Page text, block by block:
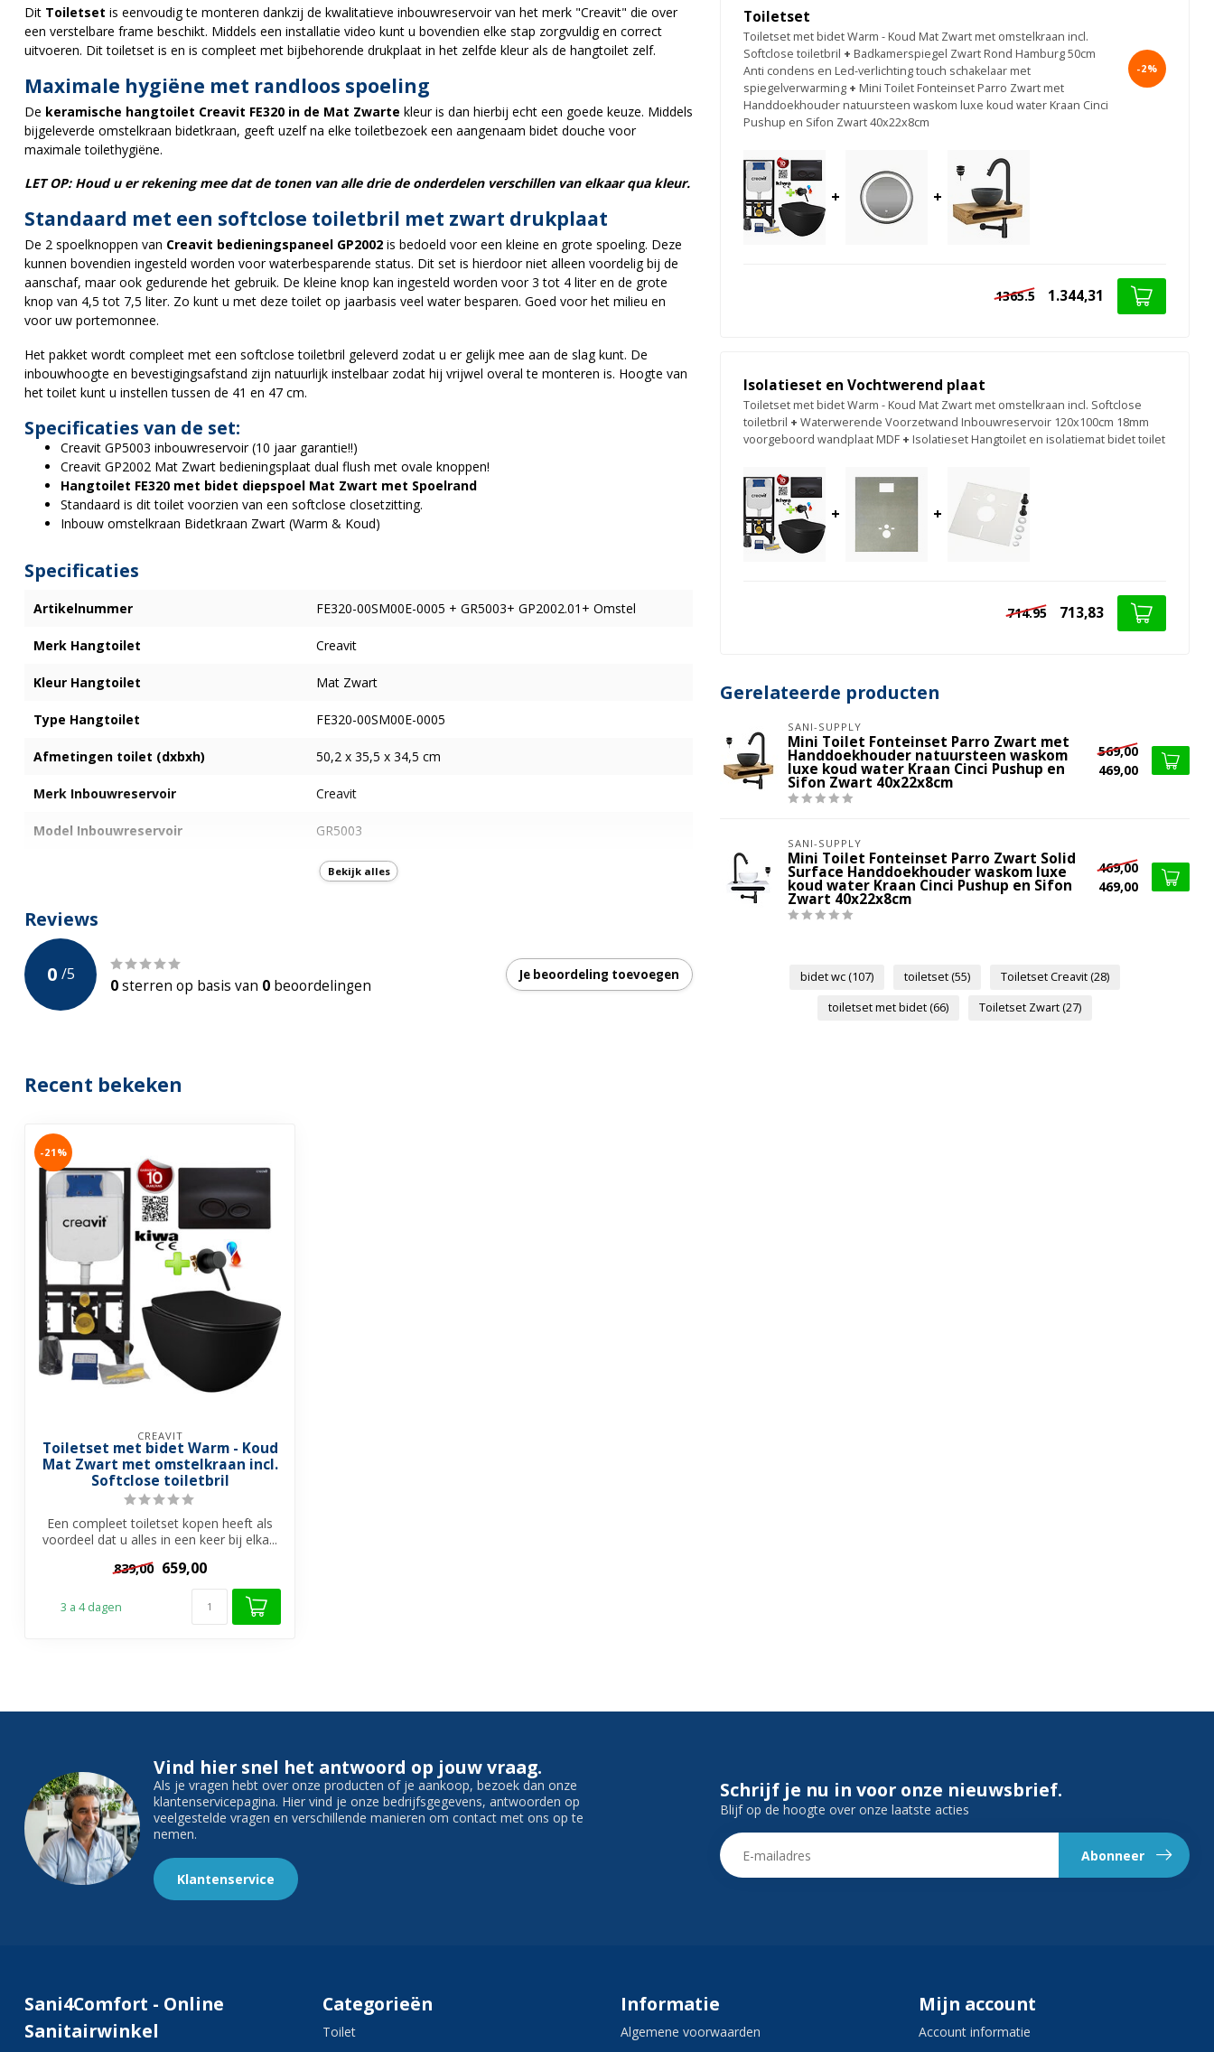
Dit Toiletset is eenvoudig te monteren dankzij de kwalitatieve inbouwreservoir van het merk "Creavit" die over
een verstelbare frame beschikt. Middels een installatie video kunt u bovendien elke stap zorgvuldig en correct
uitvoeren. Dit toiletset is en is compleet met bijbehorende drukplaat in het zelfde kleur als de hangtoilet zelf.
Maximale hygiëne met randloos spoeling
De keramische hangtoilet Creavit FE320 in de Mat Zwarte kleur is dan hierbij echt een goede keuze. Middels
bijgeleverde omstelkraan bidetkraan, geeft uzelf na elke toiletbezoek een aangenaam bidet douche voor
maximale toilethygiëne.
LET OP: Houd u er rekening mee dat de tonen van alle drie de onderdelen verschillen van elkaar qua kleur.
Standaard met een softclose toiletbril met zwart drukplaat
De 2 spoelknoppen van Creavit bedieningspaneel GP2002 is bedoeld voor een kleine en grote spoeling. Deze
kunnen bovendien ingesteld worden voor waterbesparende status. Dit set is hierdoor niet alleen voordelig bij de
aanschaf, maar ook gedurende het gebruik. De kleine knop kan ingesteld worden voor 3 tot 4 liter en de grote
knop van 4,5 tot 7,5 liter. Zo kunt u met deze toilet op jaarbasis veel water besparen. Goed voor het milieu en
voor uw portemonnee.
Het pakket wordt compleet met een softclose toiletbril geleverd zodat u er gelijk mee aan de slag kunt. De
inbouwhoogte en bevestigingsafstand zijn natuurlijk instelbaar zodat hij vrijwel overal te monteren is. Hoogte van
het toilet kunt u instellen tussen de 41 en 47 cm.
Specificaties van de set:
Creavit GP5003 inbouwreservoir (10 jaar garantie!!)
Creavit GP2002 Mat Zwart bedieningsplaat dual flush met ovale knoppen!
Hangtoilet FE320 met bidet diepspoel Mat Zwart met Spoelrand
Standaard is dit toilet voorzien van een softclose closetzitting.
Inbouw omstelkraan Bidetkraan Zwart (Warm & Koud)
Specificaties
Artikelnummer FE320-00SM00E-0005 + GR5003+ GP2002.01+ Omstel
Merk Hangtoilet Creavit
Kleur Hangtoilet Mat Zwart
Type Hangtoilet FE320-00SM00E-0005
Afmetingen toilet (dxbxh) 50,2 x 35,5 x 34,5 cm
Merk Inbouwreservoir Creavit
Model Inbouwreservoir GR5003
GP2002 Mat Zwart
Diepspoel
Met bidet
Toiletbril
Garantie
Bekijk alles
Reviews
0 /5
0sterren op basis van 0 beoordelingen
Je beoordeling toevoegen
Toiletset
Toiletset met bidet Warm - Koud Mat Zwart met omstelkraan incl.
Softclose toiletbril + Badkamerspiegel Zwart Rond Hamburg 50cm
Anti condens en Led-verlichting touch schakelaar met
spiegelverwarming + Mini Toilet Fonteinset Parro Zwart met
Handdoekhouder natuursteen waskom luxe koud water Kraan Cinci
Pushup en Sifon Zwart 40x22x8cm
-2%
+ +
1365.5 1.344,31
Isolatieset en Vochtwerend plaat
Toiletset met bidet Warm - Koud Mat Zwart met omstelkraan incl. Softclose
toiletbril + Waterwerende Voorzetwand Inbouwreservoir 120x100cm 18mm
voorgeboord wandplaat MDF + Isolatieset Hangtoilet en isolatiemat bidet toilet
+ +
714.95 713,83
Gerelateerde producten
SANI-SUPPLY
Mini Toilet Fonteinset Parro Zwart met
Handdoekhouder natuursteen waskom
luxe koud water Kraan Cinci Pushup en
Sifon Zwart 40x22x8cm
569,00
469,00
SANI-SUPPLY
Mini Toilet Fonteinset Parro Zwart Solid
Surface Handdoekhouder waskom luxe
koud water Kraan Cinci Pushup en Sifon
Zwart 40x22x8cm
469,00
469,00
bidet wc(107) toiletset(55) Toiletset Creavit(28)
toiletset met bidet(66) Toiletset Zwart(27)
Recent bekeken
-21%
CREAVIT
Toiletset met bidet Warm - Koud
Mat Zwart met omstelkraan incl.
Softclose toiletbril
Een compleet toiletset kopen heeft als
voordeel dat u alles in een keer bij elka...
839,00 659,00
3 a 4 dagen
Vind hier snel het antwoord op jouw vraag.
Als je vragen hebt over onze producten of je aankoop, bezoek dan onze
klantenservicepagina. Hier vind je onze bedrijfsgegevens, antwoorden op
veelgestelde vragen en verschillende manieren om contact met ons op te
nemen.
Klantenservice
Schrijf je nu in voor onze nieuwsbrief.
Blijf op de hoogte over onze laatste acties
Abonneer
Sani4Comfort - Online
Sanitairwinkel
Categorieën
Toilet
Informatie
Algemene voorwaarden
Mijn account
Account informatie